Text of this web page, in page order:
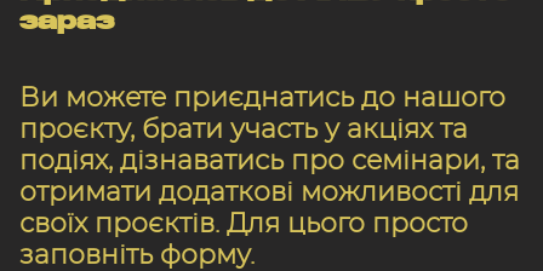
зараз
Ви можете приєднатись до нашого
проєкту, брати участь у акціях та
подіях, дізнаватись про семінари, та
отримати додаткові можливості для
своїх проєктів. Для цього просто
заповніть форму.